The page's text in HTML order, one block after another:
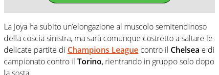
La Joya ha subito un’elongazione al muscolo semitendinoso
della coscia sinistra, ma sarà comunque costretto a saltare le
delicate partite di Champions League contro il Chelsea e di
campionato contro il Torino, rientrando in gruppo solo dopo